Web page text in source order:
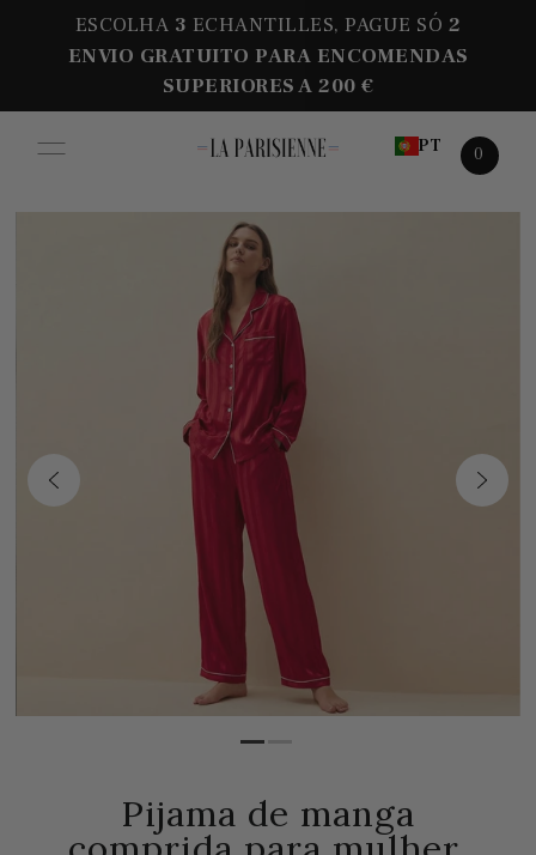
ESCOLHA 3 ECHANTILLES, PAGUE SÓ 2
ENVIO GRATUITO PARA ENCOMENDAS
SUPERIORES A 200 €
PT 0
Pijama de manga